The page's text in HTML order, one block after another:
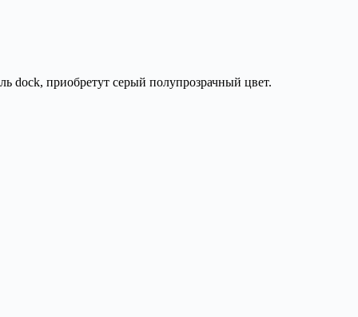
dock, приобретут серый полупрозрачный цвет.